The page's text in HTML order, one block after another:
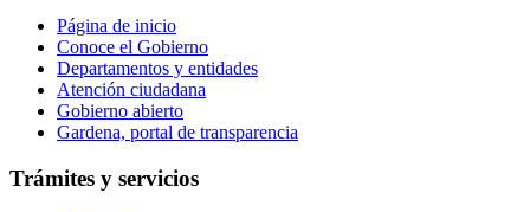
Página de inicio
Conoce el Gobierno
Departamentos y entidades
Atención ciudadana
Gobierno abierto
Gardena, portal de transparencia
Trámites y servicios